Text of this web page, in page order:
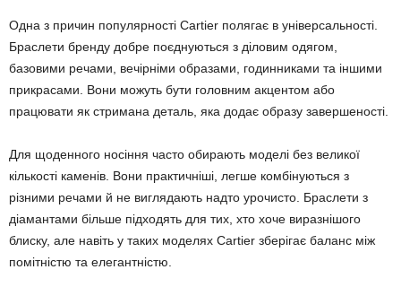
Одна з причин популярності Cartier полягає в універсальності.
Браслети бренду добре поєднуються з діловим одягом,
базовими речами, вечірніми образами, годинниками та іншими
прикрасами. Вони можуть бути головним акцентом або
працювати як стримана деталь, яка додає образу завершеності.
Для щоденного носіння часто обирають моделі без великої
кількості каменів. Вони практичніші, легше комбінуються з
різними речами й не виглядають надто урочисто. Браслети з
діамантами більше підходять для тих, хто хоче виразнішого
блиску, але навіть у таких моделях Cartier зберігає баланс між
помітністю та елегантністю.